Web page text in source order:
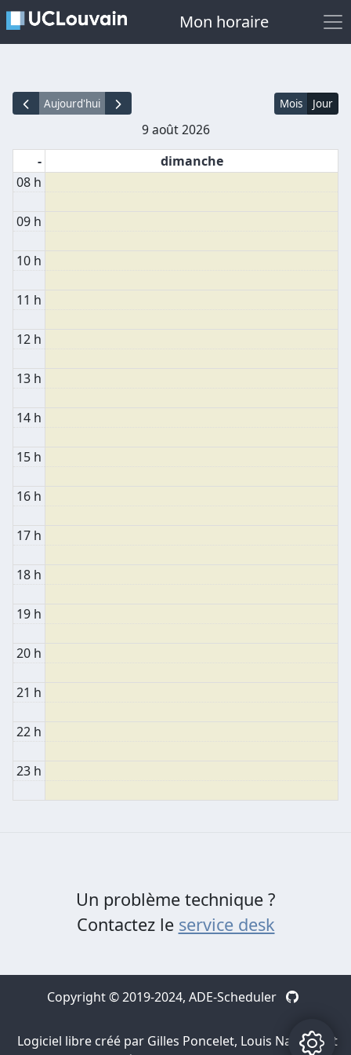
Mon horaire
Aujourd'hui
9 août 2026
Mois Jour
-
dimanche
08 h
09 h
10 h
11 h
12 h
13 h
14 h
15 h
16 h
17 h
18 h
19 h
20 h
21 h
22 h
23 h
Un problème technique ?
Contactez le service desk
Copyright © 2019-2024, ADE-Scheduler
Logiciel libre créé par Gilles Poncelet, Louis Navarre et